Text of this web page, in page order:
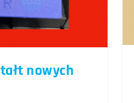
nowych